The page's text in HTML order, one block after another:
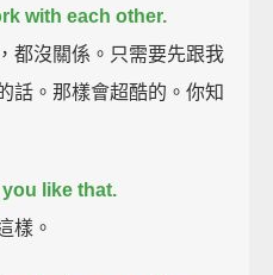
with each other.
都沒關係。只需要先跟我
話。那樣會超酷的。你知
you like that.
樣。